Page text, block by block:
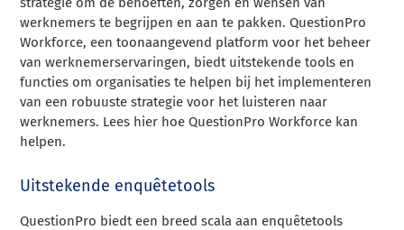
werknemers te begrijpen en aan te pakken. QuestionPro
Workforce, een toonaangevend platform voor het beheer
van werknemerservaringen, biedt uitstekende tools en
functies om organisaties te helpen bij het implementeren
van een robuuste strategie voor het luisteren naar
werknemers. Lees hier hoe QuestionPro Workforce kan
helpen.
Uitstekende enquêtetools
QuestionPro biedt een breed scala aan enquêtetools